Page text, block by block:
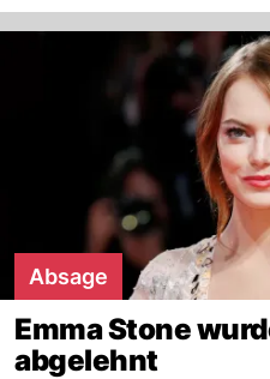
Absage
Emma Stone
abgelehnt